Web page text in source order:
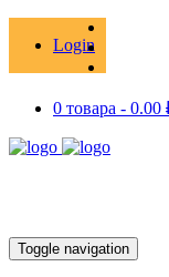
Login
0 товара - 0.00
Toggle navigation